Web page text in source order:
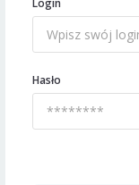
Login
Hasło